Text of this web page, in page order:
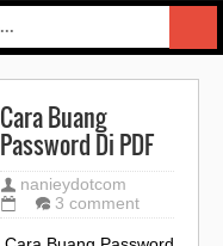
Cara Buang
Password Di PDF
nanieydotcom
3 comment